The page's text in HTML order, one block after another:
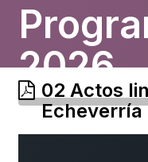
2026
02 Actos
Echeverría